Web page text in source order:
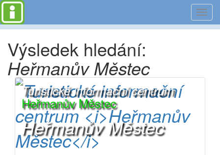
Výsledek hledání:
Heřmanův Městec
Turistické informační centrum
Heřmanův Městec
Heřmanův Městec